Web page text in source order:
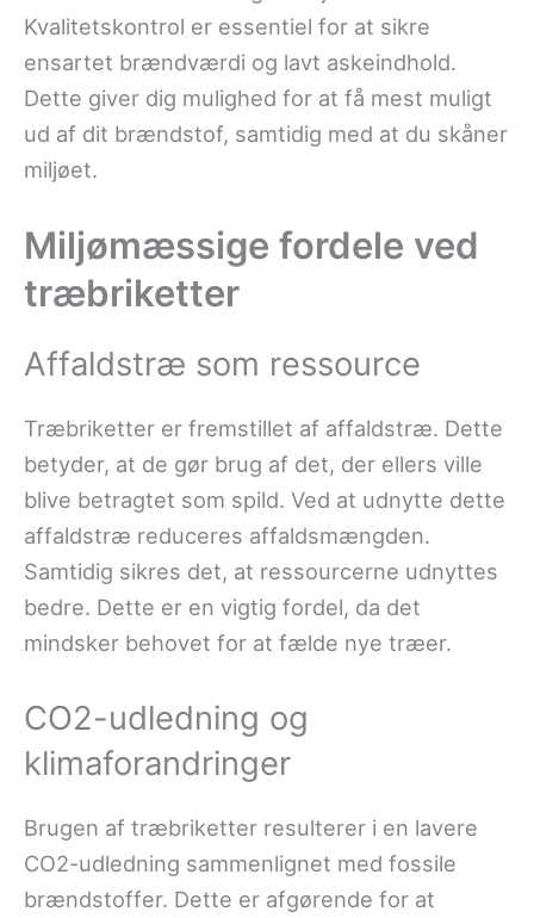
Kvalitetskontrol er essentiel for at sikre
ensartet brændværdi og lavt askeindhold.
Dette giver dig mulighed for at få mest muligt
ud af dit brændstof, samtidig med at du skåner
miljøet.
Miljømæssige fordele ved
træbriketter
Affaldstræ som ressource
Træbriketter er fremstillet af affaldstræ. Dette
betyder, at de gør brug af det, der ellers ville
blive betragtet som spild. Ved at udnytte dette
affaldstræ reduceres affaldsmængden.
Samtidig sikres det, at ressourcerne udnyttes
bedre. Dette er en vigtig fordel, da det
mindsker behovet for at fælde nye træer.
CO2-udledning og
klimaforandringer
Brugen af træbriketter resulterer i en lavere
CO2-udledning sammenlignet med fossile
brændstoffer. Dette er afgørende for at